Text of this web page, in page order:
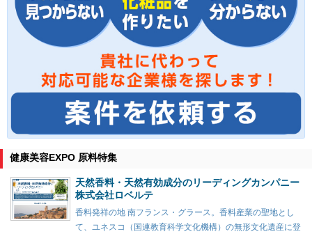
健康美容EXPO 原料特集
天然香料・天然有効成分のリーディングカンパニー
株式会社ロベルテ
香料発祥の地 南フランス・グラース。香料産業の聖地とし
て、ユネスコ（国連教育科学文化機構）の無形文化遺産に登